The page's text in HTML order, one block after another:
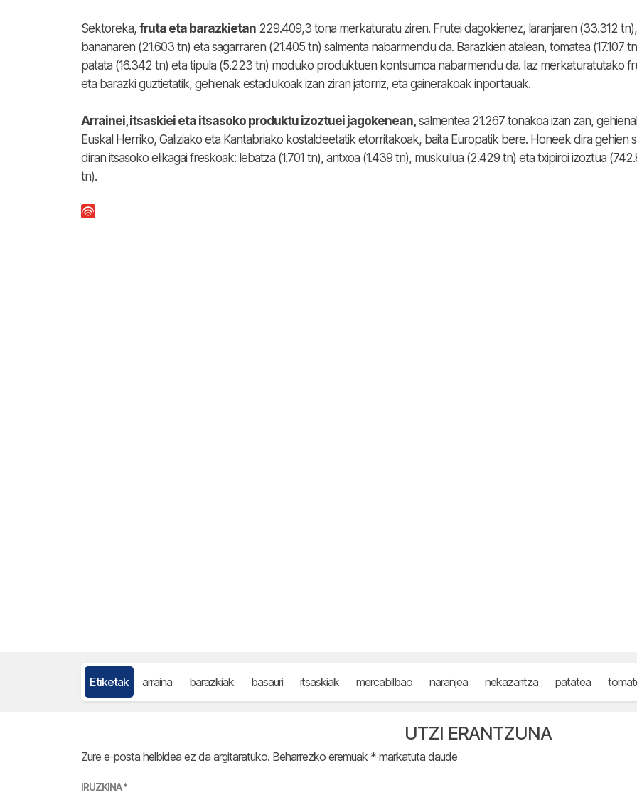
Sektoreka, fruta eta barazkietan 229.409,3 tona merkaturatu ziren. Frutei dagokienez, laranjaren (33.312 tn),
bananaren (21.603 tn) eta sagarraren (21.405 tn) salmenta nabarmendu da. Barazkien atalean, tomatea (17.107
patata (16.342 tn) eta tipula (5.223 tn) moduko produktuen kontsumoa nabarmendu da. Iaz merkaturatutako
eta barazki guztietatik, gehienak estadukoak izan ziran jatorriz, eta gainerakoak inportauak.
Arrainei, itsaskiei eta itsasoko produktu izoztuei jagokenean, salmentea 21.267 tonakoa izan zan,
Euskal Herriko, Galiziako eta Kantabriako kostaldeetatik etorritakoak, baita Europatik bere. Honeek dira gehien
diran itsasoko elikagai freskoak: lebatza (1.701 tn), antxoa (1.439 tn), muskuilua (2.429 tn) eta txipiroi izoztua
tn).
Etiketak arraina barazkiak basauri itsaskiak mercabilbao naranjea nekazaritza patatea
UTZI ERANTZUNA
Zure e-posta helbidea ez da argitaratuko. Beharrezko eremuak * markatuta daude
IRUZKINA*